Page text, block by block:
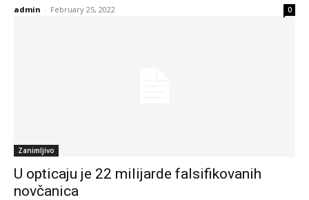
admin - February 25, 2022 0
Zanimljivo
U opticaju je 22 milijarde falsifikovanih
novčanica